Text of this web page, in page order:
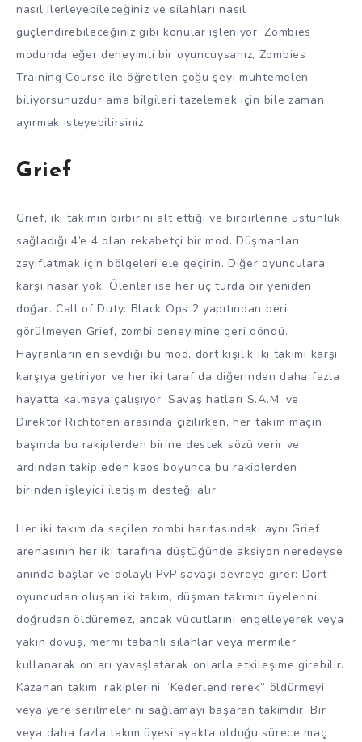
nasıl ilerleyebileceğiniz ve silahları nasıl
güçlendirebileceğiniz gibi konular işleniyor. Zombies
modunda eğer deneyimli bir oyuncuysanız, Zombies
Training Course ile öğretilen çoğu şeyi muhtemelen
biliyorsunuzdur ama bilgileri tazelemek için bile zaman
ayırmak isteyebilirsiniz.
Grief
Grief, iki takımın birbirini alt ettiği ve birbirlerine üstünlük
sağladığı 4’e 4 olan rekabetçi bir mod. Düşmanları
zayıflatmak için bölgeleri ele geçirin. Diğer oyunculara
karşı hasar yok. Ölenler ise her üç turda bir yeniden
doğar. Call of Duty: Black Ops 2 yapıtından beri
görülmeyen Grief, zombi deneyimine geri döndü.
Hayranların en sevdiği bu mod, dört kişilik iki takımı karşı
karşıya getiriyor ve her iki taraf da diğerinden daha fazla
hayatta kalmaya çalışıyor. Savaş hatları S.A.M. ve
Direktör Richtofen arasında çizilirken, her takım maçın
başında bu rakiplerden birine destek sözü verir ve
ardından takip eden kaos boyunca bu rakiplerden
birinden işleyici iletişim desteği alır.
Her iki takım da seçilen zombi haritasındaki aynı Grief
arenasının her iki tarafına düştüğünde aksiyon neredeyse
anında başlar ve dolaylı PvP savaşı devreye girer: Dört
oyuncudan oluşan iki takım, düşman takımın üyelerini
doğrudan öldüremez, ancak vücutlarını engelleyerek veya
yakın dövüş, mermi tabanlı silahlar veya mermiler
kullanarak onları yavaşlatarak onlarla etkileşime girebilir.
Kazanan takım, rakiplerini “Kederlendirerek” öldürmeyi
veya yere serilmelerini sağlamayı başaran takımdır. Bir
veya daha fazla takım üyesi ayakta olduğu sürece maç